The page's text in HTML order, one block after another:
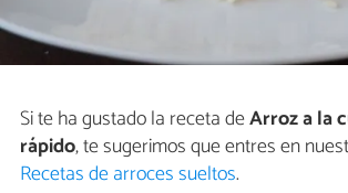
Si te ha gustado la receta deArroz a la
rápido, te sugerimos que entres en
Recetas de arroces sueltos.